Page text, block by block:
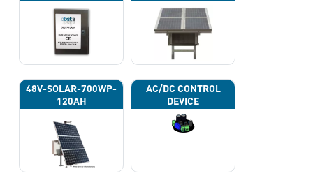
48V-SOLAR-700WP-
120AH
AC/DC CONTROL
DEVICE